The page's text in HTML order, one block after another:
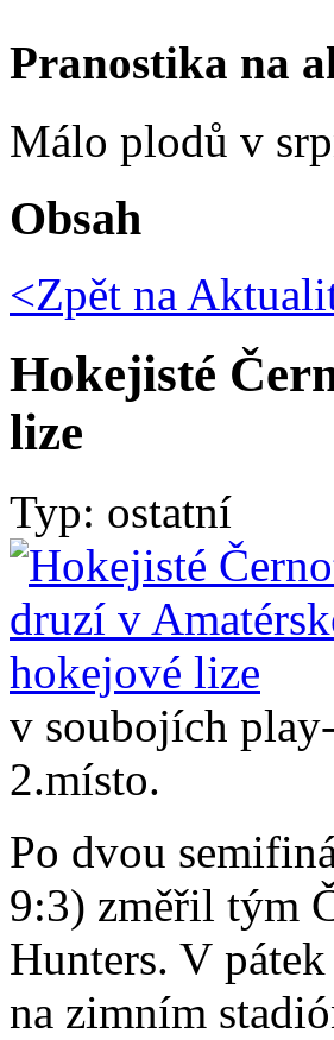
Pranostika na
Málo plodů v
Obsah
<Zpět na
Hokejisté
lize
Typ: ostatní
v soubojích
2.místo.
Po dvou
9:3) změřil tým
Hunters. V
na zimním